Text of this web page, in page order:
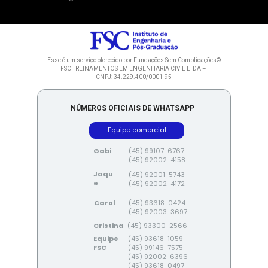
Esse é um serviço oferecido por Fundações Sem Complicações©
FSC TREINAMENTOS EM ENGENHARIA CIVIL LTDA –
CNPJ: 34.229.400/0001-95
NÚMEROS OFICIAIS DE WHATSAPP
Equipe comercial
(45) 99107-6767
(45) 92002-4158
Gabi
(45) 92001-5743
(45) 92002-4172
Jaqu
e
(45) 93618-0424
(45) 92003-3697
Carol
Cristina (45) 93300-2566
(45) 93618-1059
(45) 99146-7575
(45) 92002-6396
(45) 93618-0497
Equipe
FSC